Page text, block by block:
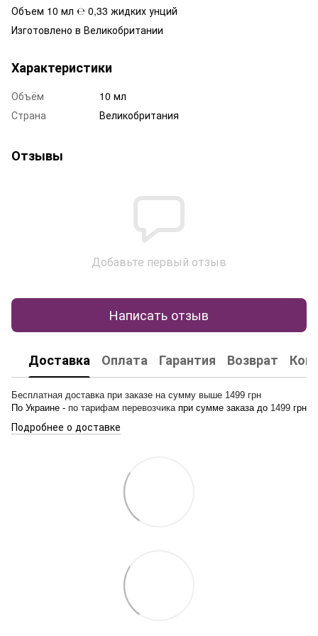
Объем 10 мл ℮ 0,33 жидких унций
Изготовлено в Великобритании
Характеристики
Объём
10 мл
Страна
Великобритания
Отзывы
Добавьте первый отзыв
Написать отзыв
Доставка Оплата Гарантия Возврат
Бесплатная доставка при заказе на сумму выше 1499 грн
По Украине - по тарифам перевозчика при сумме заказа до 1499 грн
Подробнее о доставке